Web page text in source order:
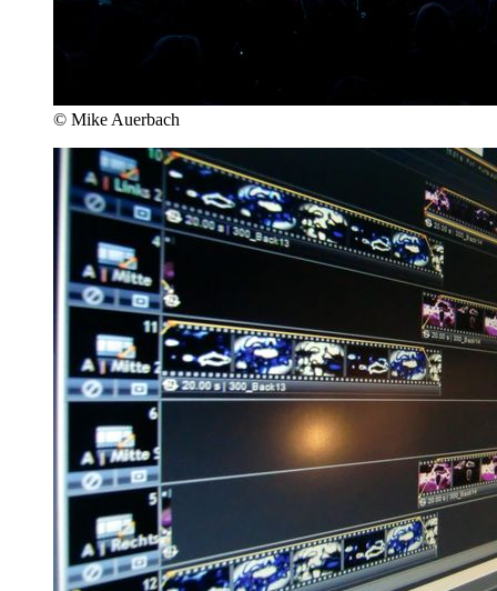
© Mike Auerbach